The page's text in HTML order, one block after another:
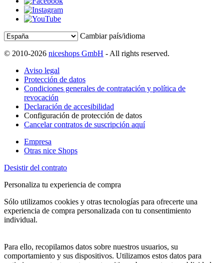
Cambiar país/idioma
© 2010-2026 niceshops GmbH - All rights reserved.
Aviso legal
Protección de datos
Condiciones generales de contratación y política de
revocación
Declaración de accesibilidad
Configuración de protección de datos
Cancelar contratos de suscripción aquí
Empresa
Otras nice Shops
Desistir del contrato
Personaliza tu experiencia de compra
Sólo utilizamos cookies y otras tecnologías para ofrecerte una
experiencia de compra personalizada con tu consentimiento
individual.
Para ello, recopilamos datos sobre nuestros usuarios, su
comportamiento y sus dispositivos. Utilizamos estos datos para